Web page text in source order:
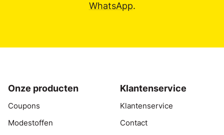
WhatsApp.
Onze producten
Coupons
Modestoffen
Klantenservice
Klantenservice
Contact